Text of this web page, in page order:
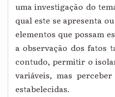
uma investigação do
qual este se apresenta
elementos que possam
a observação dos fatos
contudo, permitir o
variáveis, mas
estabelecidas.